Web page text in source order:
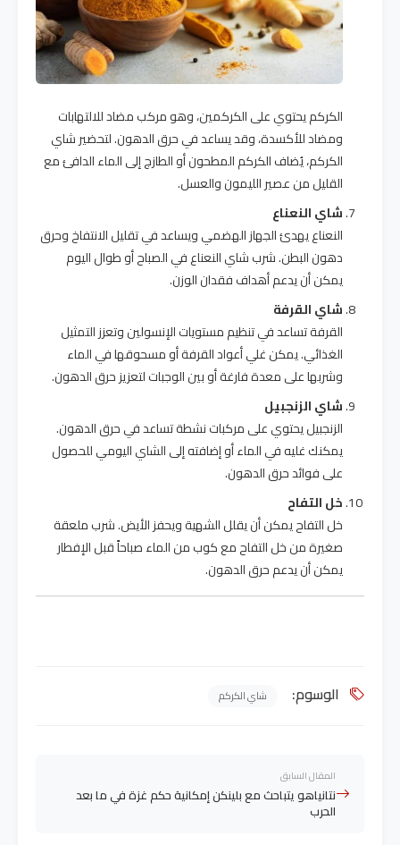
الكركم يحتوي على الكركمين، وهو مركب مضاد للالتهابات
ومضاد للأكسدة، وقد يساعد في حرق الدهون. لتحضير شاي
الكركم، يُضاف الكركم المطحون أو الطازج إلى الماء الدافئ مع
القليل من عصير الليمون والعسل.
شاي النعناع
النعناع يهدئ الجهاز الهضمي ويساعد في تقليل الانتفاخ وحرق
دهون البطن. شرب شاي النعناع في الصباح أو طوال اليوم
يمكن أن يدعم أهداف فقدان الوزن.
شاي القرفة
القرفة تساعد في تنظيم مستويات الإنسولين وتعزز التمثيل
الغذائي. يمكن غلي أعواد القرفة أو مسحوقها في الماء
وشربها على معدة فارغة أو بين الوجبات لتعزيز حرق الدهون.
شاي الزنجبيل
الزنجبيل يحتوي على مركبات نشطة تساعد في حرق الدهون.
يمكنك غليه في الماء أو إضافته إلى الشاي اليومي للحصول
على فوائد حرق الدهون.
خل التفاح
خل التفاح يمكن أن يقلل الشهية ويحفز الأيض. شرب ملعقة
صغيرة من خل التفاح مع كوب من الماء صباحاً قبل الإفطار
يمكن أن يدعم حرق الدهون.
الوسوم: شاي الكركم
المقال السابق
نتانياهو يتباحث مع بلينكن إمكانية حكم غزة في ما بعد
الحرب